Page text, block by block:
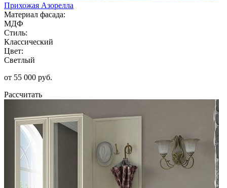
Прихожая Азорелла
Материал фасада:
МДФ
Стиль:
Классический
Цвет:
Светлый
от 55 000 руб.
Рассчитать